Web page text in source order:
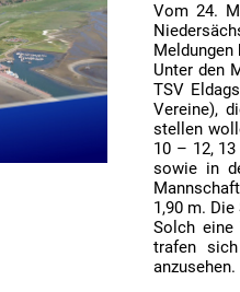
Vom 24.
Meldungen
Unter den
TSV
Vereine),
stellen
10 – 12,
sowie in
1,90 m.
Solch eine
trafen